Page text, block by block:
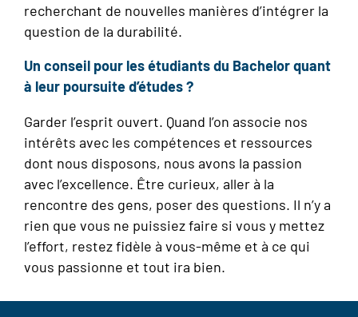
recherchant de nouvelles manières d’intégrer la
question de la durabilité.
Un conseil pour les étudiants du Bachelor quant
à leur poursuite d’études ?
Garder l’esprit ouvert. Quand l’on associe nos
intérêts avec les compétences et ressources
dont nous disposons, nous avons la passion
avec l’excellence. Être curieux, aller à la
rencontre des gens, poser des questions. Il n’y a
rien que vous ne puissiez faire si vous y mettez
l’effort, restez fidèle à vous-même et à ce qui
vous passionne et tout ira bien.